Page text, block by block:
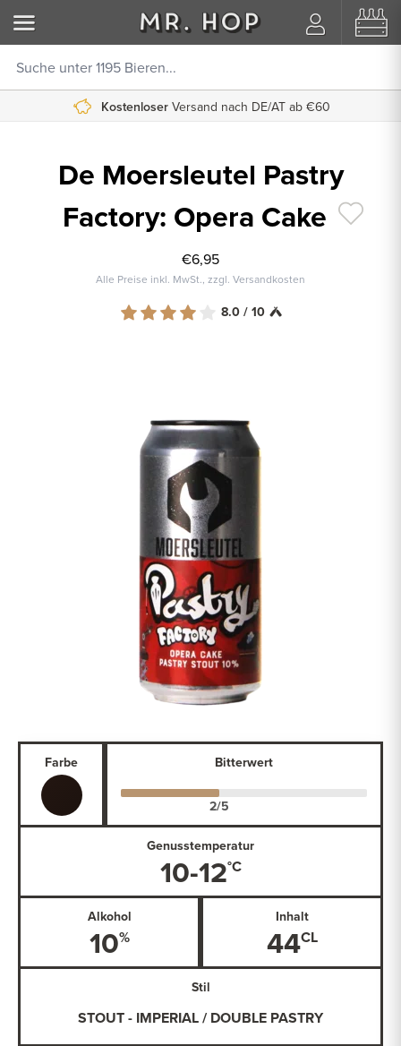
Kostenloser Versand nach DE/AT ab €60
De Moersleutel Pastry
Factory: Opera Cake
€6,95
Alle Preise inkl. MwSt., zzgl. Versandkosten
8.0 / 10
Farbe Bitterwert
Genusstemperatur
10-12
Alkohol
10
Inhalt
44
Stil
STOUT - IMPERIAL / DOUBLE PASTRY